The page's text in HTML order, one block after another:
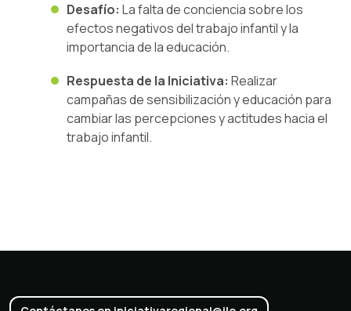
Desafío: La falta de conciencia sobre los
efectos negativos del trabajo infantil y la
importancia de la educación.
Respuesta de la Iniciativa: Realizar
campañas de sensibilización y educación para
cambiar las percepciones y actitudes hacia el
trabajo infantil.